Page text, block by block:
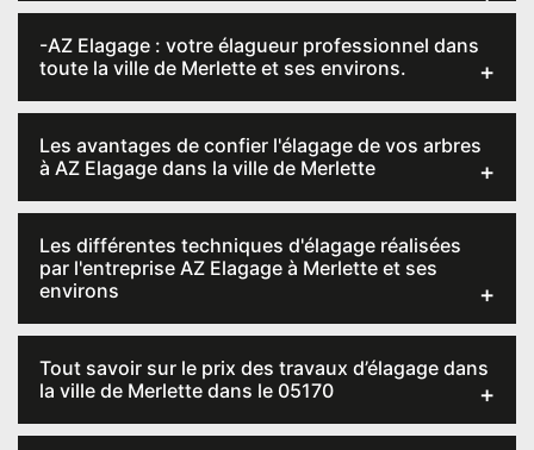
-AZ Elagage : votre élagueur professionnel dans
toute la ville de Merlette et ses environs.
Les avantages de confier l'élagage de vos arbres
à AZ Elagage dans la ville de Merlette
Les différentes techniques d'élagage réalisées
par l'entreprise AZ Elagage à Merlette et ses
environs
Tout savoir sur le prix des travaux d’élagage dans
la ville de Merlette dans le 05170